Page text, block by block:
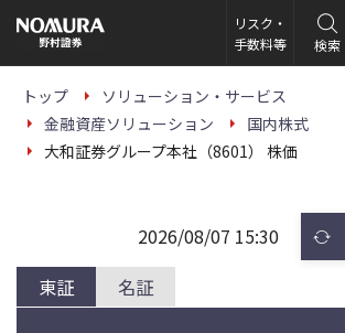
の
ー
リスク・
手数料等
検索
トップ
ソリューション・サービス
金融資産ソリューション
国内株式
大和証券グループ本社（8601） 株価
東証 名証
2026/08/07 15:30